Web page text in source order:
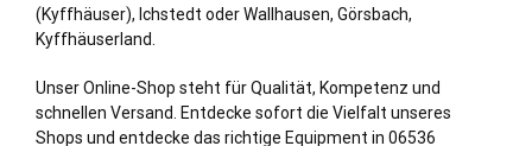
(Kyffhäuser), Ichstedt oder Wallhausen, Görsbach,
Kyffhäuserland.
Unser Online-Shop steht für Qualität, Kompetenz und
schnellen Versand. Entdecke sofort die Vielfalt unseres
Shops und entdecke das richtige Equipment in 06536